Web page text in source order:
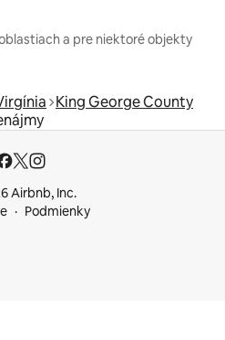
a pre niektoré objekty
King George County
Airbnb, Inc.
Podmienky